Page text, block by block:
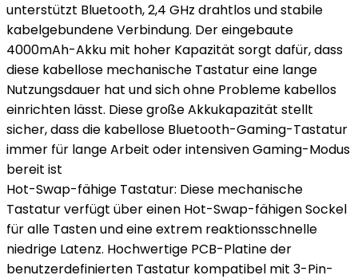
unterstützt Bluetooth, 2,4 GHz drahtlos und stabile
kabelgebundene Verbindung. Der eingebaute
4000mAh-Akku mit hoher Kapazität sorgt dafür, dass
diese kabellose mechanische Tastatur eine lange
Nutzungsdauer hat und sich ohne Probleme kabellos
einrichten lässt. Diese große Akkukapazität stellt
sicher, dass die kabellose Bluetooth-Gaming-Tastatur
immer für lange Arbeit oder intensiven Gaming-Modus
bereit ist
Hot-Swap-fähige Tastatur: Diese mechanische
Tastatur verfügt über einen Hot-Swap-fähigen Sockel
für alle Tasten und eine extrem reaktionsschnelle
niedrige Latenz. Hochwertige PCB-Platine der
benutzerdefinierten Tastatur kompatibel mit 3-Pin-